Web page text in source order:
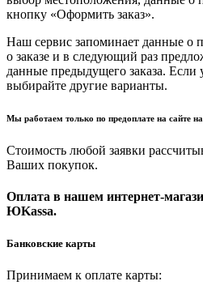
кнопку «Оформить заказ».
Наш сервис запоминает данные о
о заказе и в следующий раз
данные предыдущего заказа. Если
выбирайте другие варианты.
Мы работаем только по предоплате на сайте
Стоимость любой заявки
Ваших покупок.
Оплата в нашем интернет-
ЮKassa.
Банковские карты
Принимаем к оплате карты: